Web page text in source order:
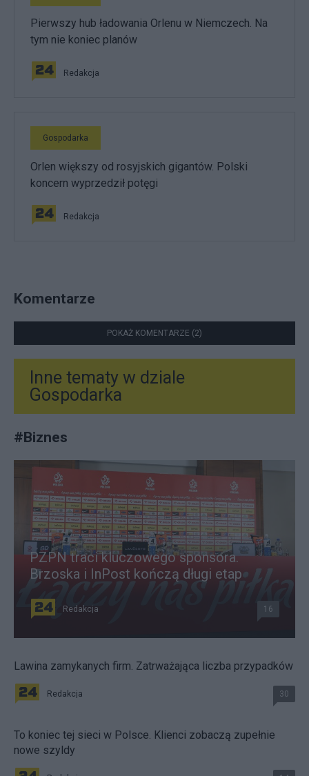
Pierwszy hub ładowania Orlenu w Niemczech. Na
tym nie koniec planów
Redakcja
Gospodarka
Orlen większy od rosyjskich gigantów. Polski
koncern wyprzedził potęgi
Redakcja
Komentarze
POKAŻ KOMENTARZE (2)
Inne tematy w dziale
Gospodarka
#Biznes
PZPN traci kluczowego sponsora.
Brzoska i InPost kończą długi etap
Redakcja 16
Lawina zamykanych firm. Zatrważająca liczba przypadków
Redakcja 30
To koniec tej sieci w Polsce. Klienci zobaczą zupełnie
nowe szyldy